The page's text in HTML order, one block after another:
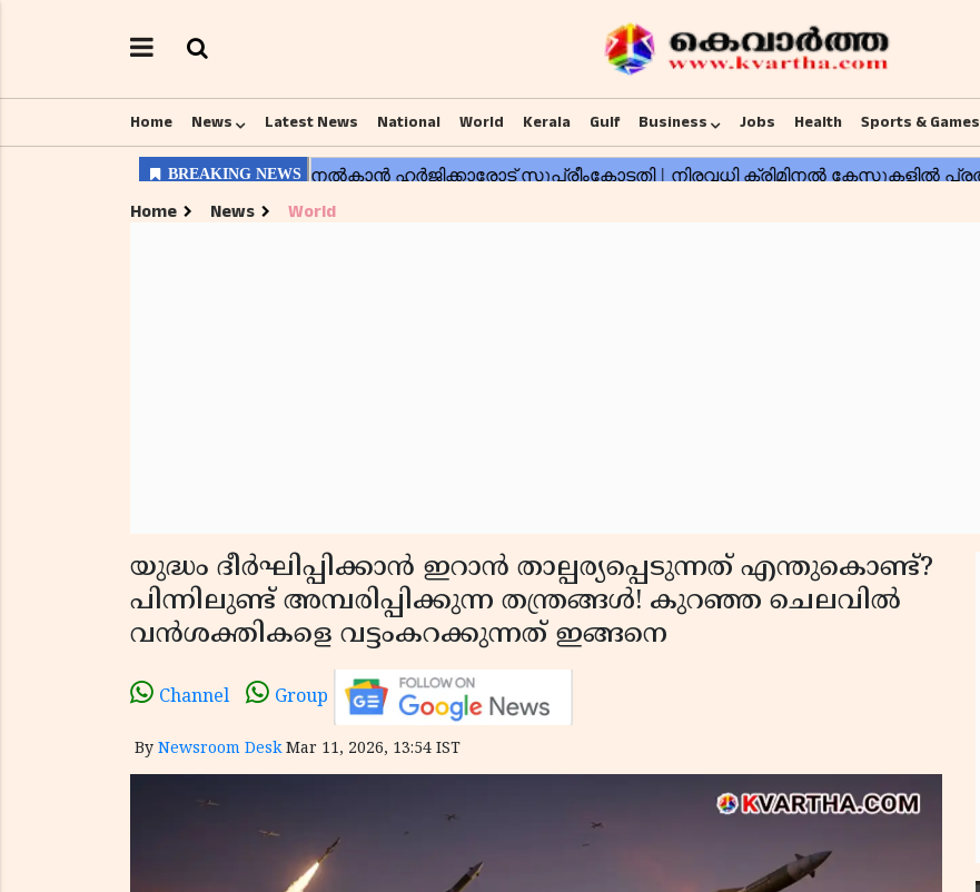
Home News Latest News National World Kerala Gulf Business Jobs Health Sports & Games
Home News World
യുദ്ധം ദീർഘിപ്പിക്കാൻ ഇറാൻ താല്പര്യപ്പെടുന്നത് എന്തുകൊണ്ട്?
പിന്നിലുണ്ട് അമ്പരിപ്പിക്കുന്ന തന്ത്രങ്ങൾ! കുറഞ്ഞ ചെലവിൽ
വൻശക്തികളെ വട്ടംകറക്കുന്നത് ഇങ്ങനെ
Channel Group
By Newsroom Desk Mar 11, 2026, 13:54 IST